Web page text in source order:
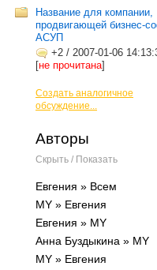
Название для компании,
продвигающей бизнес-
АСУП
+2 / 2007-01-06
[не прочитана]
Создать аналогичное
обсуждение...
Авторы
Скрыть / Показать
Евгения » Всем
МY » Евгения
Евгения » МY
Анна Буздыкина » МY
МY » Евгения